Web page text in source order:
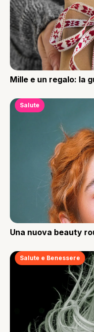
Mille e un regalo: la
Salute
Una nuova beauty
Salute e Benessere